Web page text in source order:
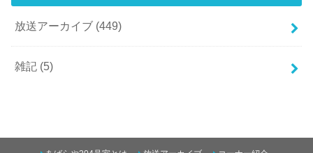
放送アーカイブ (449)
雑記 (5)